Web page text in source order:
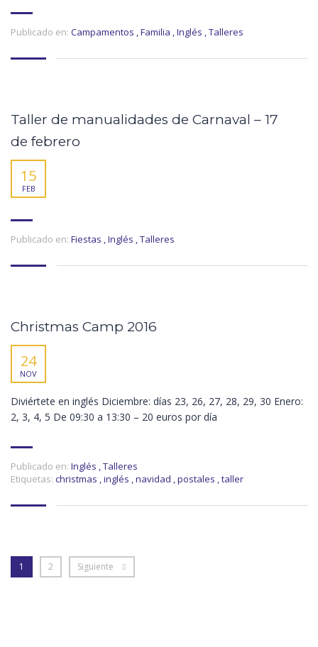
Publicado en: Campamentos ,Familia ,Inglés ,Talleres
Taller de manualidades de Carnaval – 17
de febrero
15
FEB
Publicado en: Fiestas ,Inglés ,Talleres
Christmas Camp 2016
24
NOV
Diviértete en inglés Diciembre: días 23, 26, 27, 28, 29, 30 Enero:
2, 3, 4, 5 De 09:30 a 13:30 – 20 euros por día
Publicado en: Inglés ,Talleres
Etiquetas: christmas ,inglés ,navidad ,postales ,taller
1 2 Siguiente